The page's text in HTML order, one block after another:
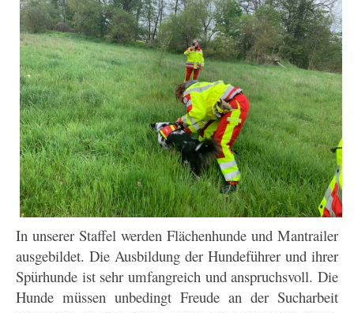
In unserer Staffel werden Flächenhunde und Mantrailer
ausgebildet. Die Ausbildung der Hundeführer und ihrer
Spürhunde ist sehr umfangreich und anspruchsvoll. Die
Hunde müssen unbedingt Freude an der Sucharbeit